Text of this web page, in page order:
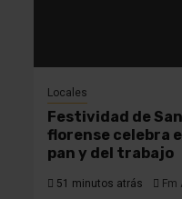
Locales
Festividad de
florense celebra
pan y del trabajo
51 minutos atrás Fm